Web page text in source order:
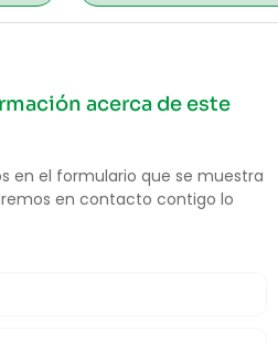
acerca de este
en el formulario que se muestra
en contacto contigo lo